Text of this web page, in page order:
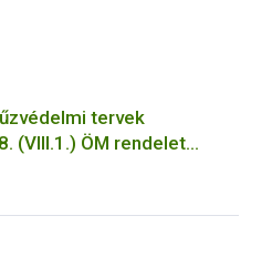
tervek
(VIII.1.) ÖM rendelet